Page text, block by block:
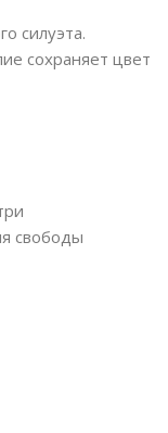
силуэта.
сохраняет цвет
свободы